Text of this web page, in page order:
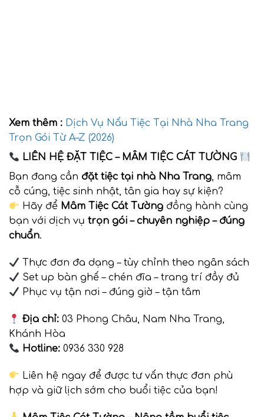
Xem thêm : Dịch Vụ Nấu Tiệc Tại Nhà Nha Trang
Trọn Gói Từ A–Z (2026)
LIÊN HỆ ĐẶT TIỆC – MÂM TIỆC CÁT TƯỜNG
Bạn đang cần đặt tiệc tại nhà Nha Trang, mâm
cỗ cúng, tiệc sinh nhật, tân gia hay sự kiện?
Hãy để Mâm Tiệc Cát Tường đồng hành cùng
bạn với dịch vụ trọn gói – chuyên nghiệp – đúng
chuẩn.
Thực đơn đa dạng – tùy chỉnh theo ngân sách
Set up bàn ghế – chén đĩa – trang trí đầy đủ
Phục vụ tận nơi – đúng giờ – tận tâm
Địa chỉ: 03 Phong Châu, Nam Nha Trang,
Khánh Hòa
Hotline: 0936 330 928
Liên hệ ngay để được tư vấn thực đơn phù
hợp và giữ lịch sớm cho buổi tiệc của bạn!